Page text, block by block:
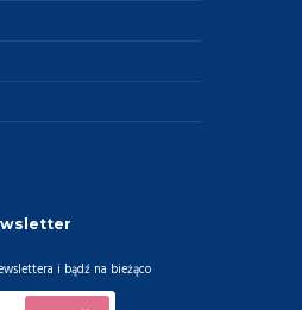
i bądź na bieżąco